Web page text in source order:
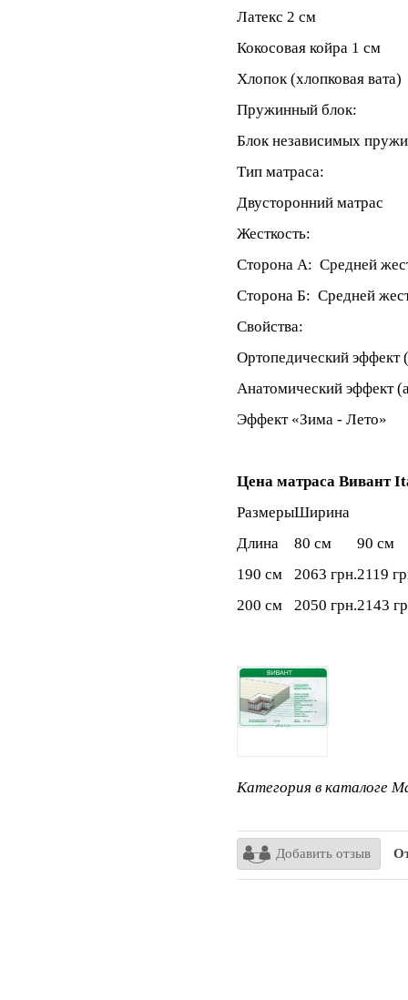
Латекс 2 см
Кокосовая койра 1 см
Хлопок (хлопковая вата)
Пружинный блок:
Блок независимых
Тип матраса:
Двусторонний матрас
Жесткость:
Сторона А: Средней
Сторона Б: Средней
Свойства:
Ортопедический эффект
Анатомический эффект
Эффект «Зима - Лето»
Цена матраса Вивант
РазмерыШирина
Длина
80 см
90 см
190 см
2063 грн.2119
200 см
2050 грн.2143
Категория в каталоге
Добавить отзыв